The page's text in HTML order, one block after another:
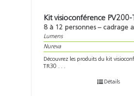
Kit visioconférence PV200-
8 à 12 personnes – cadrage
Lumens
Nureva
Découvrez les produits du kit
TR30 . . .
Détails